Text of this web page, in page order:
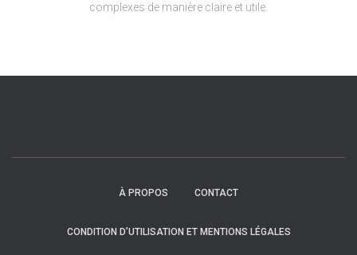
complexes de manière claire et utile.
À PROPOS CONTACT
CONDITION D’UTILISATION ET MENTIONS LÉGALES